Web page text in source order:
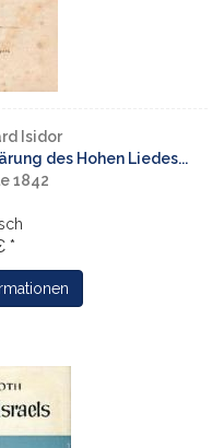
Isidor
des Hohen Liedes...
1842
*